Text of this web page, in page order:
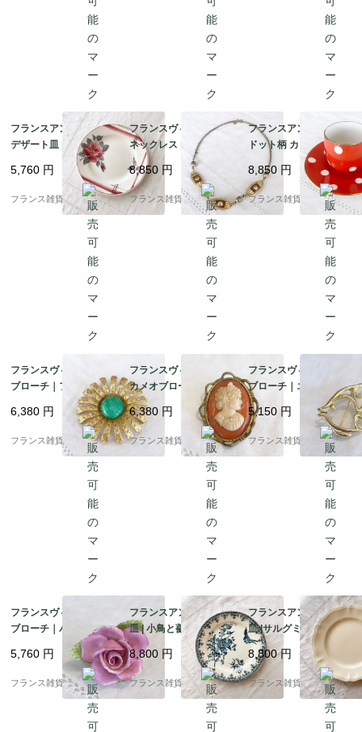
フランスアンティーク
デザート皿 |ディゴワ
ン・サルグミンヌ窯
（Digoin Sarreguemin
es ）ピンク色の薔薇と
グレーのチェック柄 | 1
5,760 円
フランス雑貨chouchou
フランスヴィンテージ
ネックレス | 【希少】
オレナ・パリ（OREN
A PARIS ）ブラウン×
ゴールドカラー シック
でエレガント |1900年
8,850 円
フランス雑貨chouchou
フランスアンティーク
ドット柄 カップ＆ソー
サー | ディゴワン・サ
ルグミンヌ窯 鮮やかな
朱赤 レトロな水玉模様
| 1920年頃 3
8,850 円
フランス雑貨chouchou
フランスヴィンテージ
ブローチ｜フラワーモ
チーフ 翡翠 ゴールドメ
タル 上品なライトグリ
ーン |1900年代中頃～
6,380 円
フランス雑貨chouchou
フランスヴィンテージ
カメオブローチ｜女性
の横顔 CAMEO セルロ
イド製 |1930-40年頃
6,380 円
フランス雑貨chouchou
フランスヴィンテージ
ブローチ｜エンゼルフ
ィッシュ 魚 ゴールドト
ーン Trifari |1900年代
中頃～後半
5,150 円
フランス雑貨chouchou
フランスヴィンテージ
ブローチ｜パステルピ
ンク 薔薇型 陶器製 ハ
ンドメイド |1900年代
中頃～後半
5,760 円
フランス雑貨chouchou
フランスアンティーク
皿 | 小鳥と薔薇柄 深い
ブルー Terre de Fer 平
皿 | 1900年代初頭
8,800 円
フランス雑貨chouchou
フランスアンティーク
皿 |サルグミンヌ窯 Sar
reguemines 花リム 温
かみのあるエクリュカ
ラー | 1920-50年頃
8,800円
フランス雑貨chouchou